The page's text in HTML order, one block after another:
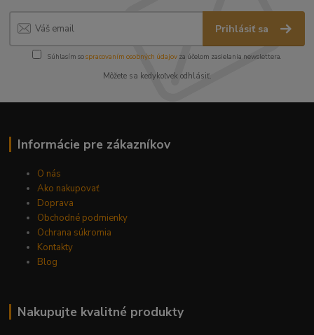
Prihlásiť sa
Súhlasím sospracovaním osobných údajov za účelom zasielania newslettera.
Môžete sa kedykoľvek odhlásiť.
Informácie pre zákazníkov
O nás
Ako nakupovať
Doprava
Obchodné podmienky
Ochrana súkromia
Kontakty
Blog
Nakupujte kvalitné produkty